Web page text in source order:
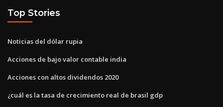
Top Stories
Noticias del dólar rupia
Acciones de bajo valor contable india
Acciones con altos dividendos 2020
¿cuál es la tasa de crecimiento real de brasil gdp